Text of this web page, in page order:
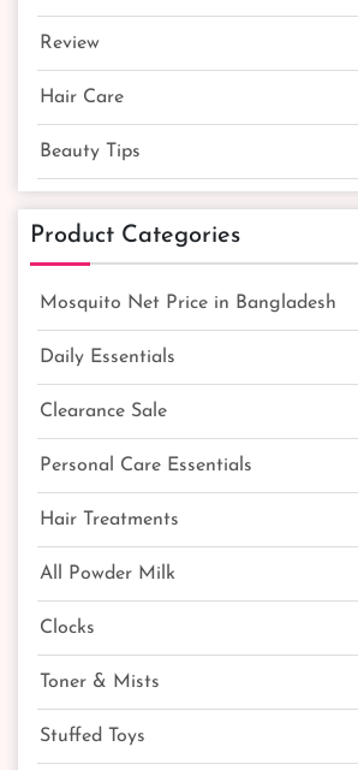
Review
Hair Care
Beauty Tips
Product Categories
Mosquito Net Price in Bangladesh
Daily Essentials
Clearance Sale
Personal Care Essentials
Hair Treatments
All Powder Milk
Clocks
Toner & Mists
Stuffed Toys